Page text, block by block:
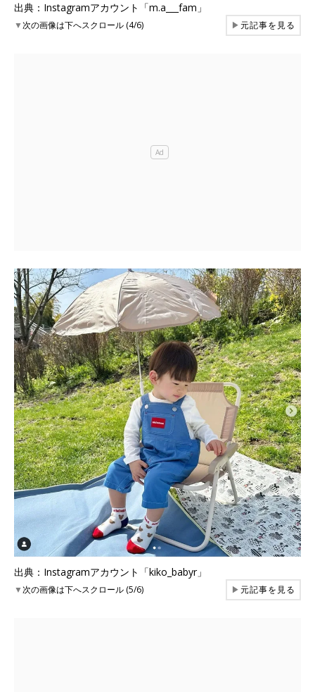
出典：Instagramアカウント「m.a___fam」
▼次の画像は下へスクロール (4/6) ▶元記事を見る
出典：Instagramアカウント「kiko_babyr」
▼次の画像は下へスクロール (5/6) ▶元記事を見る